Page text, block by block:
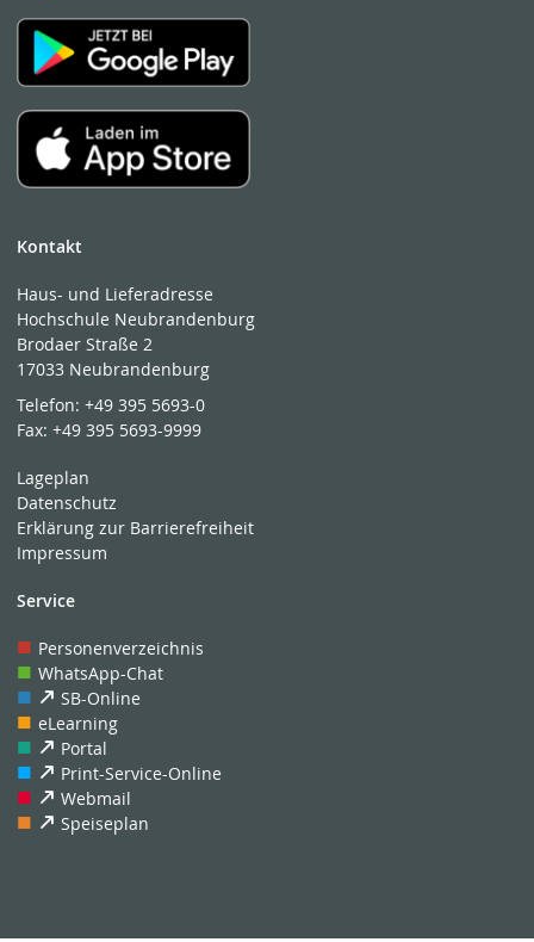
Kontakt
Haus- und Lieferadresse
Hochschule Neubrandenburg
Brodaer Straße 2
17033 Neubrandenburg
Telefon:+49 395 5693-0
Fax:+49 395 5693-9999
Lageplan
Datenschutz
Erklärung zur Barrierefreiheit
Impressum
Service
Personenverzeichnis
WhatsApp-Chat
SB-Online
eLearning
Portal
Print-Service-Online
Webmail
Speiseplan